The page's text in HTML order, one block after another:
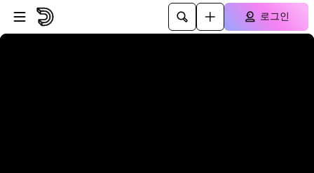
플레이어로 건너뛰기
본문으로 건너뛰기
로그인